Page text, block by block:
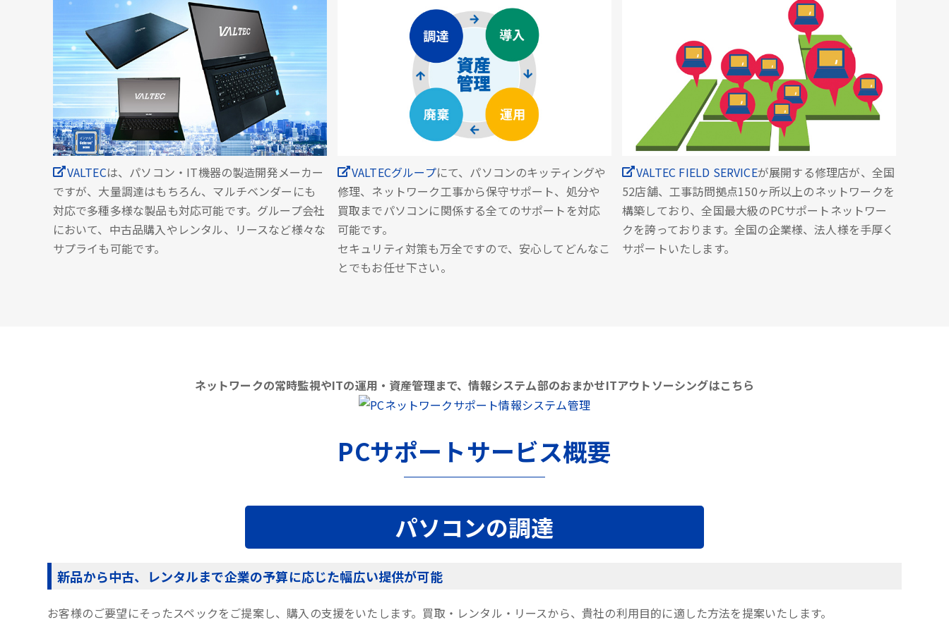
VALTECは、パソコン・IT機器の製造開発メーカー
ですが、大量調達はもちろん、マルチベンダーにも
対応で多種多様な製品も対応可能です。グループ会社
において、中古品購入やレンタル、リースなど様々な
サプライも可能です。
VALTECグループにて、パソコンのキッティングや
修理、ネットワーク工事から保守サポート、処分や
買取までパソコンに関係する全てのサポートを対応
可能です。
セキュリティ対策も万全ですので、安心してどんなこ
とでもお任せ下さい。
VALTEC FIELD SERVICEが展開する修理店が、全国
52店舗、工事訪問拠点150ヶ所以上のネットワークを
構築しており、全国最大級のPCサポートネットワー
クを誇っております。全国の企業様、法人様を手厚く
サポートいたします。
ネットワークの常時監視やITの運用・資産管理まで、情報システム部のおまかせITアウトソーシングはこちら
PCサポートサービス概要
パソコンの調達
新品から中古、レンタルまで企業の予算に応じた幅広い提供が可能
お客様のご要望にそったスペックをご提案し、購入の支援をいたします。買取・レンタル・リースから、貴社の利用目的に適した方法を提案いたします。